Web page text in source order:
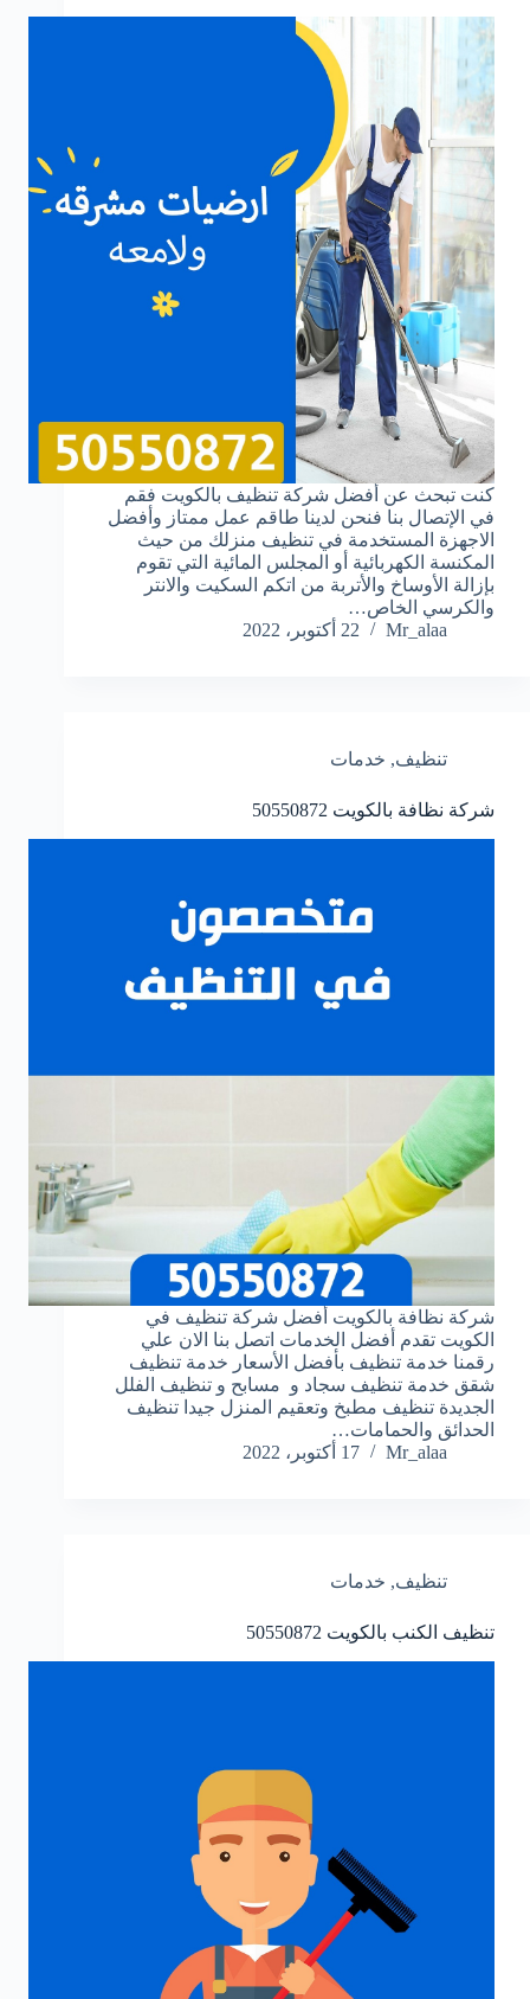
‏كنت تبحث عن أفضل شركة تنظيف بالكويت فقم
في الإتصال بنا فنحن لدينا طاقم عمل ممتاز وأفضل
الاجهزة المستخدمة في تنظيف منزلك من حيث
المكنسة الكهربائية أو المجلس المائية التي تقوم
بإزالة الأوساخ والأتربة من اتكم السكيت والانتر
والكرسي الخاص…
Mr_alaa
22 أكتوبر، 2022
تنظيف, خدمات
شركة نظافة بالكويت 50550872
شركة نظافة بالكويت ‏أفضل شركة تنظيف في
الكويت تقدم أفضل الخدمات اتصل بنا الان علي
رقمنا خدمة تنظيف بأفضل الأسعار خدمة تنظيف
شقق خدمة تنظيف سجاد و مسابح و تنظيف الفلل
الجديدة تنظيف مطبخ وتعقيم المنزل جيدا تنظيف
الحدائق والحمامات…
Mr_alaa
17 أكتوبر، 2022
تنظيف, خدمات
تنظيف الكنب بالكويت 50550872